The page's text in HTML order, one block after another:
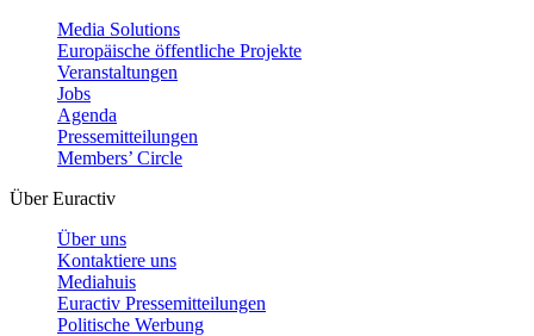
Media Solutions
Europäische öffentliche Projekte
Veranstaltungen
Jobs
Agenda
Pressemitteilungen
Members’ Circle
Über Euractiv
Über uns
Kontaktiere uns
Mediahuis
Euractiv Pressemitteilungen
Politische Werbung